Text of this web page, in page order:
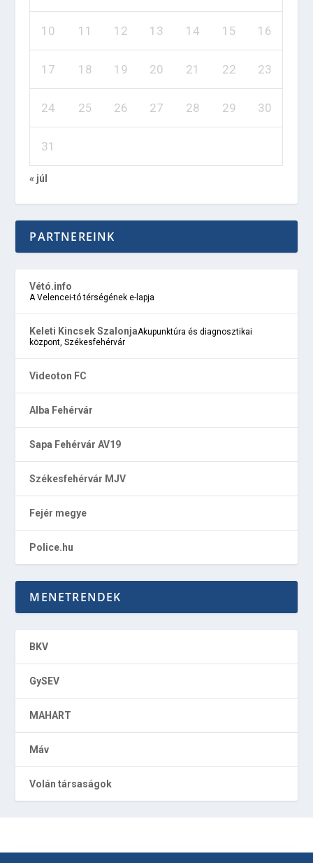
10 11 12 13 14 15 16
17 18 19 20 21 22 23
24 25 26 27 28 29 30
31
« júl
PARTNEREINK
Vétó.info
A Velencei-tó térségének e-lapja
Keleti Kincsek SzalonjaAkupunktúra és diagnosztikai
központ, Székesfehérvár
Videoton FC
Alba Fehérvár
Sapa Fehérvár AV19
Székesfehérvár MJV
Fejér megye
Police.hu
MENETRENDEK
BKV
GySEV
MAHART
Máv
Volán társaságok